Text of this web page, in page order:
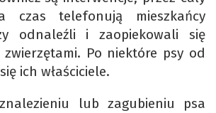
czas telefonują mieszkańcy
odnaleźli i zaopiekowali się
zwierzętami. Po niektóre psy od
ich właściciele.
lub zagubieniu psa